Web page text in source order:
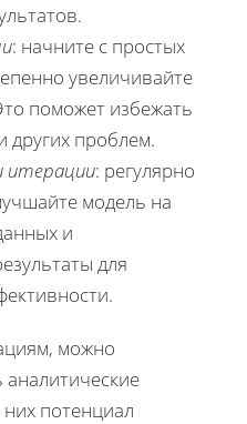
: начните с простых
увеличивайте
поможет избежать
других проблем.
итерации: регулярно
модель на
и
для
можно
потенциал